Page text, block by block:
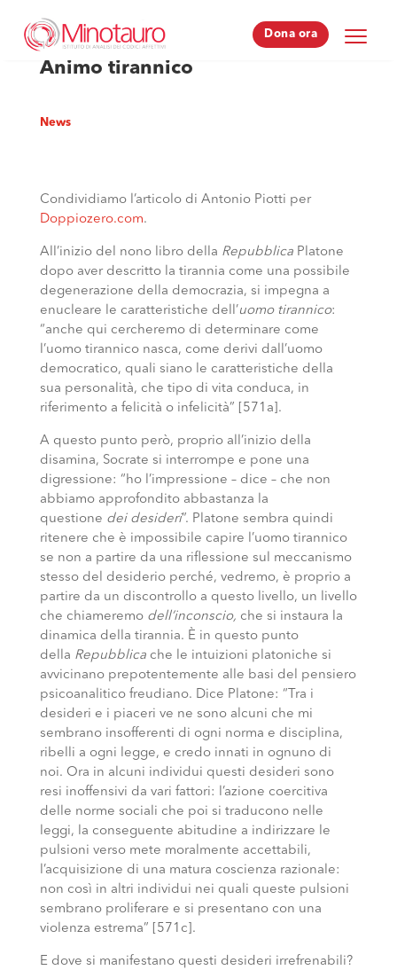
Dona ora
Dona ora
Animo tirannico
News
Condividiamo l’articolo di Antonio Piotti per
Doppiozero.com.
All’inizio del nono libro della RepubblicaPlatone
dopo aver descritto la tirannia come una possibile
degenerazione della democrazia, si impegna a
enucleare le caratteristiche dell’ uomo tirannico:
“anche qui cercheremo di determinare come
l’uomo tirannico nasca, come derivi dall’uomo
democratico, quali siano le caratteristiche della
sua personalità, che tipo di vita conduca, in
riferimento a felicità o infelicità” [571a].
A questo punto però, proprio all’inizio della
disamina, Socrate si interrompe e pone una
digressione: “ho l’impressione – dice – che non
abbiamo approfondito abbastanza la
questione dei desideri”. Platone sembra quindi
ritenere che è impossibile capire l’uomo tirannico
se non a partire da una riflessione sul meccanismo
stesso del desiderio perché, vedremo, è proprio a
partire da un discontrollo a questo livello, un livello
che chiameremodell’inconscio, che si instaura la
dinamica della tirannia. È in questo punto
della Repubblica che le intuizioni platoniche si
avvicinano prepotentemente alle basi del pensiero
psicoanalitico freudiano. Dice Platone: “Tra i
desideri e i piaceri ve ne sono alcuni che mi
sembrano insofferenti di ogni norma e disciplina,
ribelli a ogni legge, e credo innati in ognuno di
noi. Ora in alcuni individui questi desideri sono
resi inoffensivi da vari fattori: l’azione coercitiva
delle norme sociali che poi si traducono nelle
leggi, la conseguente abitudine a indirizzare le
pulsioni verso mete moralmente accettabili,
l’acquisizione di una matura coscienza razionale:
non così in altri individui nei quali queste pulsioni
sembrano proliferare e si presentano con una
violenza estrema” [571c].
E dove si manifestano questi desideri irrefrenabili?